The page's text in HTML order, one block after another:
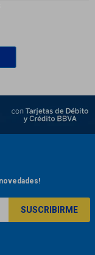
SUSCRIBIRME